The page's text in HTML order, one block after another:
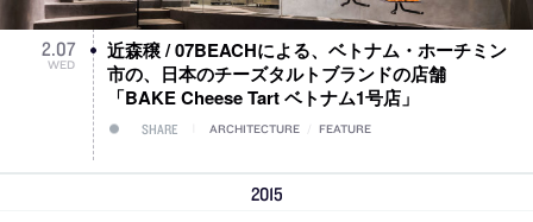
2.07
WED
近森穣 / 07BEACHによる、ベトナム・ホーチミン
市の、日本のチーズタルトブランドの店舗
「BAKE Cheese Tart ベトナム1号店」
SHARE ARCHITECTURE FEATURE
2015